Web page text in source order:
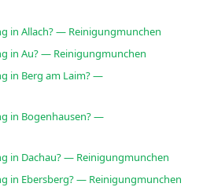
in Allach? — Reinigungmunchen
in Au? — Reinigungmunchen
in Berg am Laim? —
in Bogenhausen? —
in Dachau? — Reinigungmunchen
in Ebersberg? — Reinigungmunchen